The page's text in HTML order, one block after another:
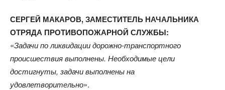
СЕРГЕЙ МАКАРОВ, ЗАМЕСТИТЕЛЬ НАЧАЛЬНИКА
ОТРЯДА ПРОТИВОПОЖАРНОЙ СЛУЖБЫ:
«Задачи по ликвидации дорожно-транспортного
происшествия выполнены. Необходимые цели
достигнуты, задачи выполнены на
удовлетворительно».